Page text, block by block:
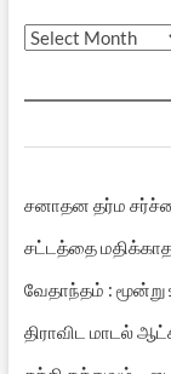
முந்தைய
சனாதன தர்ம
சட்டத்தை
வேதாந்தம் :
திராவிட மாடல்